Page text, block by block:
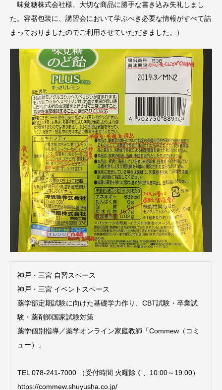
味覚糖株式会社様、大切な商品に勝手な書き込み失礼しまし
た。容器包装に、講習会において学ぶべき必要な情報がすべて詰
まっておりましたのでご利用させていただきました。）
神戸・三宮 自習スペース
神戸・三宮 イベントスペース
薬学部定期試験に向けた基礎学力作り、CBT試験・卒業試
験・薬剤師国家試験対策
薬学個別指導／薬学オンライン家庭教師「Commew（コミ
ュー）」
TEL 078-241-7000 （受付時間 火曜除く、10:00～19:00）
https://commew.shuyusha.co.jp/